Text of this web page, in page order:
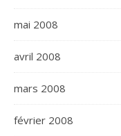
mai 2008
avril 2008
mars 2008
février 2008